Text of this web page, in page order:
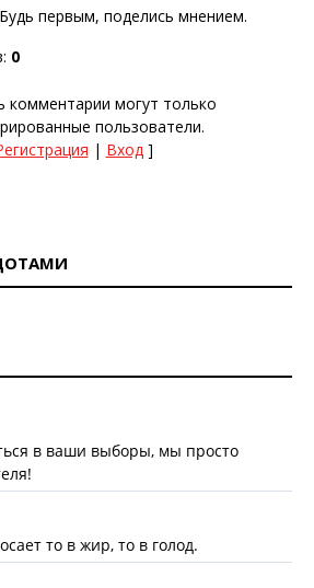
первым, поделись мнением.
: 0
комментарии могут только
пользователи.
| Вход]